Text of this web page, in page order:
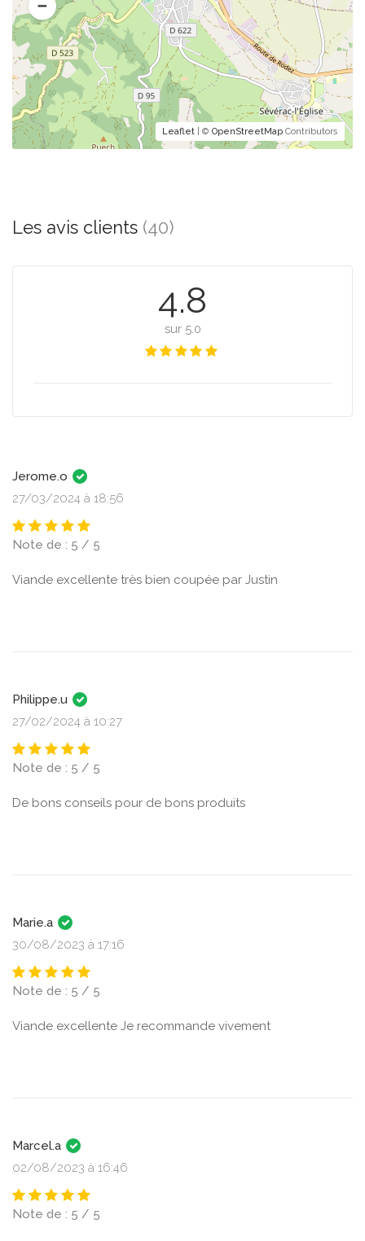
Leaflet | © OpenStreetMap Contributors
Les avis clients (40)
4.8
sur 5.0
Jerome.o
27/03/2024 à 18:56
Note de : 5 / 5
Viande excellente très bien coupée par Justin
Philippe.u
27/02/2024 à 10:27
Note de : 5 / 5
De bons conseils pour de bons produits
Marie.a
30/08/2023 à 17:16
Note de : 5 / 5
Viande excellente Je recommande vivement
Marcel.a
02/08/2023 à 16:46
Note de : 5 / 5